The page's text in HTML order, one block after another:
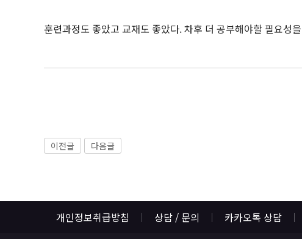
훈련과정도 좋았고 교재도 좋았다. 차후 더 공부해야할 필요성
이전글 다음글
개인정보취급방침 상담 / 문의 카카오톡 상담